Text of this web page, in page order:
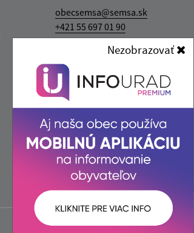
Nezobrazovať
obecsemsa@semsa.sk
+421 55 697 01 90
IČO: 00324787